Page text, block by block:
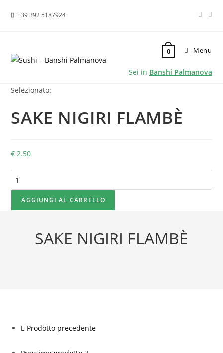
+39 392 5187924
0 Menu
Sei in Banshi Palmanova
Selezionato:
SAKE NIGIRI FLAMBÈ
€ 2.50
SAKE
NIGIRI
FLAMBÈ
quantità
AGGIUNGI AL CARRELLO
SAKE NIGIRI FLAMBÈ
Prodotto precedente